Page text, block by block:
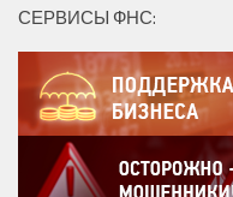
СЕРВИСЫ ФНС: